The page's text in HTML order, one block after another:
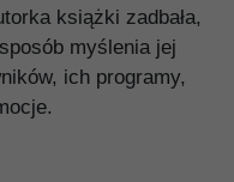
książki zadbała,
myślenia jej
ich programy,